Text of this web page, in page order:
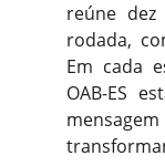
reúne
rodada,
Em cada
OAB-ES